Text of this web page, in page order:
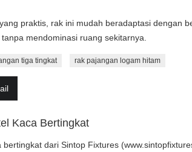
praktis, rak ini mudah beradaptasi dengan
mendominasi ruang sekitarnya.
tiga tingkat rak pajangan logam hitam
Kaca Bertingkat
dari Sintop Fixtures